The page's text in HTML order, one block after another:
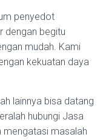
penyedot
dengan begitu
mudah. Kami
kekuatan daya
lainnya bisa datang
hubungi Jasa
masalah